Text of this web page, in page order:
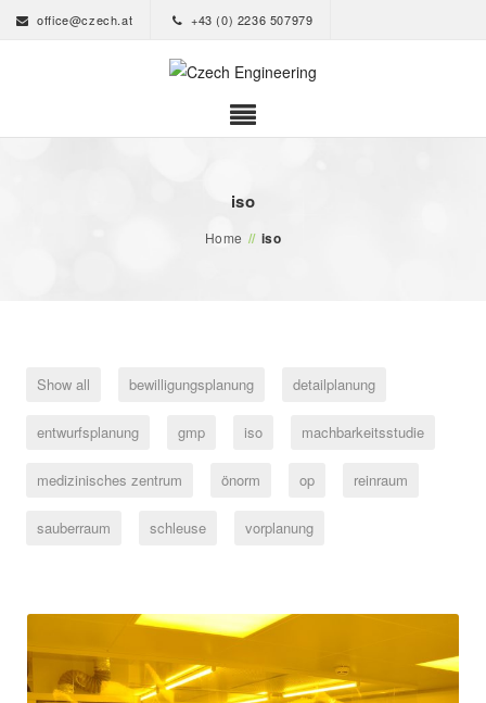
office@czech.at +43 (0) 2236 507979
iso
Home // iso
Show all bewilligungsplanung detailplanung
entwurfsplanung gmp iso machbarkeitsstudie
medizinisches zentrum önorm op reinraum
sauberraum schleuse vorplanung